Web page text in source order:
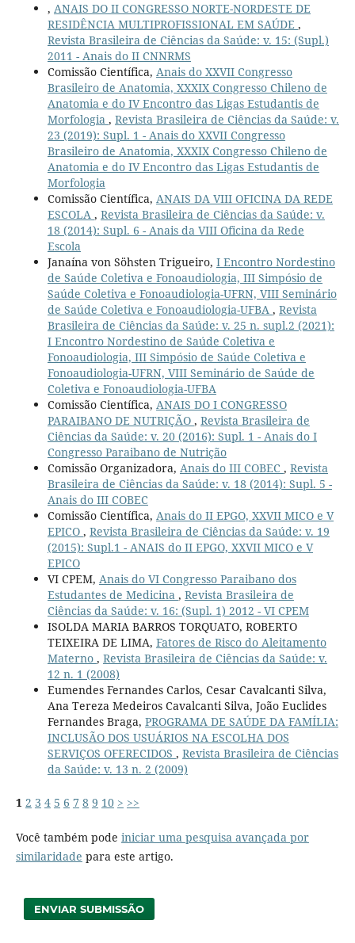
, ANAIS DO II CONGRESSO NORTE-NORDESTE DE
RESIDÊNCIA MULTIPROFISSIONAL EM SAÚDE ,
Revista Brasileira de Ciências da Saúde: v. 15: (Supl.)
2011 - Anais do II CNNRMS
Comissão Científica, Anais do XXVII Congresso
Brasileiro de Anatomia, XXXIX Congresso Chileno de
Anatomia e do IV Encontro das Ligas Estudantis de
Morfologia , Revista Brasileira de Ciências da Saúde: v.
23 (2019): Supl. 1 - Anais do XXVII Congresso
Brasileiro de Anatomia, XXXIX Congresso Chileno de
Anatomia e do IV Encontro das Ligas Estudantis de
Morfologia
Comissão Científica, ANAIS DA VIII OFICINA DA REDE
ESCOLA , Revista Brasileira de Ciências da Saúde: v.
18 (2014): Supl. 6 - Anais da VIII Oficina da Rede
Escola
Janaína von Söhsten Trigueiro, I Encontro Nordestino
de Saúde Coletiva e Fonoaudiologia, III Simpósio de
Saúde Coletiva e Fonoaudiologia-UFRN, VIII Seminário
de Saúde Coletiva e Fonoaudiologia-UFBA , Revista
Brasileira de Ciências da Saúde: v. 25 n. supl.2 (2021):
I Encontro Nordestino de Saúde Coletiva e
Fonoaudiologia, III Simpósio de Saúde Coletiva e
Fonoaudiologia-UFRN, VIII Seminário de Saúde de
Coletiva e Fonoaudiologia-UFBA
Comissão Científica, ANAIS DO I CONGRESSO
PARAIBANO DE NUTRIÇÃO , Revista Brasileira de
Ciências da Saúde: v. 20 (2016): Supl. 1 - Anais do I
Congresso Paraibano de Nutrição
Comissão Organizadora, Anais do III COBEC , Revista
Brasileira de Ciências da Saúde: v. 18 (2014): Supl. 5 -
Anais do III COBEC
Comissão Científica, Anais do II EPGO, XXVII MICO e V
EPICO , Revista Brasileira de Ciências da Saúde: v. 19
(2015): Supl.1 - ANAIS do II EPGO, XXVII MICO e V
EPICO
VI CPEM, Anais do VI Congresso Paraibano dos
Estudantes de Medicina , Revista Brasileira de
Ciências da Saúde: v. 16: (Supl. 1) 2012 - VI CPEM
ISOLDA MARIA BARROS TORQUATO, ROBERTO
TEIXEIRA DE LIMA, Fatores de Risco do Aleitamento
Materno , Revista Brasileira de Ciências da Saúde: v.
12 n. 1 (2008)
Eumendes Fernandes Carlos, Cesar Cavalcanti Silva,
Ana Tereza Medeiros Cavalcanti Silva, João Euclides
Fernandes Braga, PROGRAMA DE SAÚDE DA FAMÍLIA:
INCLUSÃO DOS USUÁRIOS NA ESCOLHA DOS
SERVIÇOS OFERECIDOS , Revista Brasileira de Ciências
da Saúde: v. 13 n. 2 (2009)
1 2 3 4 5 6 7 8 9 10 > >>
Você também pode iniciar uma pesquisa avançada por
similaridade para este artigo.
ENVIAR SUBMISSÃO